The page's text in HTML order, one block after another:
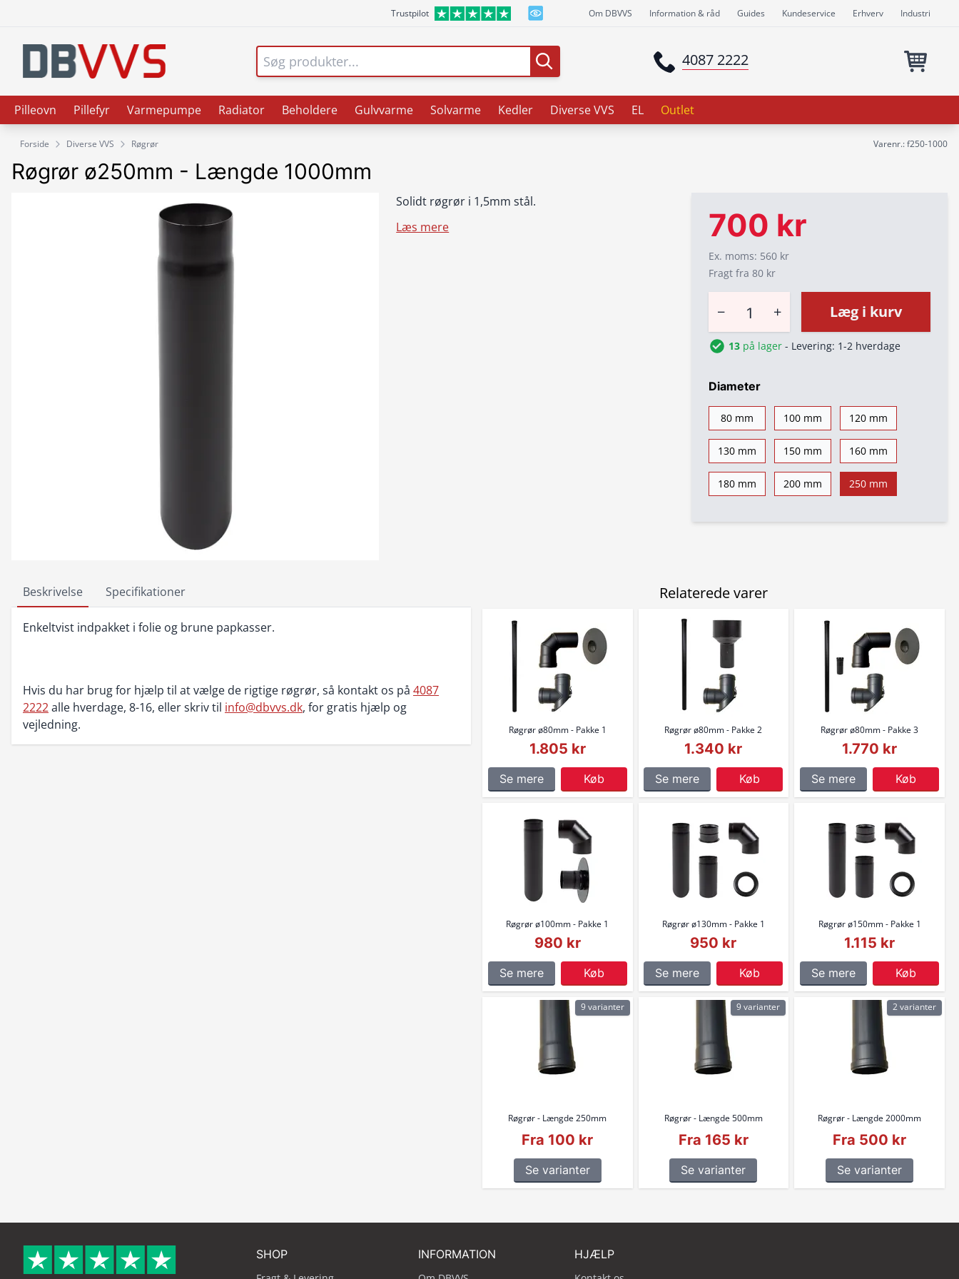
Trustpilot Om DBVVS Information & råd Guides Kundeservice Erhverv Industri
4087 2222
Pilleovn Pillefyr Varmepumpe Radiator Beholdere Gulvvarme Solvarme Kedler Diverse VVS EL Outlet
Forside Diverse VVS Røgrør Varenr.: f250-1000
Røgrør ø250mm - Længde 1000mm
Solidt røgrør i 1,5mm stål.
Læs mere
700 kr
Ex. moms: 560 kr
Fragt fra 80 kr
− + Læg i kurv
13 på lager - Levering: 1-2 hverdage
Diameter
80 mm 100 mm 120 mm
130 mm 150 mm 160 mm
180 mm 200 mm 250 mm
Beskrivelse Specifikationer
Enkeltvist indpakket i folie og brune papkasser.
Hvis du har brug for hjælp til at vælge de rigtige røgrør, så kontakt os på 4087
2222alle hverdage, 8-16, eller skriv til info@dbvvs.dk, for gratis hjælp og
vejledning.
Relaterede varer
Røgrør ø80mm - Pakke 1
1.805 kr
Se mere Køb
Røgrør ø80mm - Pakke 2
1.340 kr
Se mere Køb
Røgrør ø80mm - Pakke 3
1.770 kr
Se mere Køb
Røgrør ø100mm - Pakke 1
980 kr
Se mere Køb
Røgrør ø130mm - Pakke 1
950 kr
Se mere Køb
Røgrør ø150mm - Pakke 1
1.115 kr
Se mere Køb
Røgrør - Længde 250mm
Fra 100 kr
Se varianter
9 varianter
Røgrør - Længde 500mm
Fra 165 kr
Se varianter
9 varianter
Røgrør - Længde 2000mm
Fra 500 kr
Se varianter
2 varianter
SHOP INFORMATION HJÆLP